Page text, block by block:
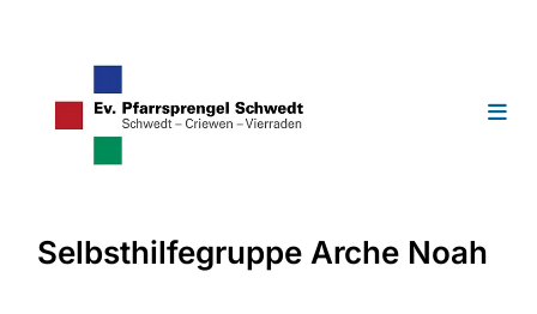
Selbsthilfegruppe Arche Noah